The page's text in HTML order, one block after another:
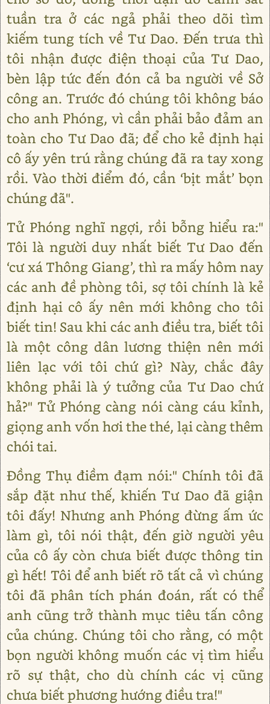
tuần tra ở các ngả phải theo dõi tìm
kiếm tung tích về Tư Dao. Đến trưa thì
tôi nhận được điện thoại của Tư Dao,
bèn lập tức đến đón cả ba người về Sở
công an. Trước đó chúng tôi không báo
cho anh Phóng, vì cần phải bảo đảm an
toàn cho Tư Dao đã; để cho kẻ định hại
cô ấy yên trú rằng chúng đã ra tay xong
rồi. Vào thời điểm đó, cần ‘bịt mắt’ bọn
chúng đã".
Tử Phóng nghĩ ngợi, rồi bỗng hiểu ra:"
Tôi là người duy nhất biết Tư Dao đến
‘cư xá Thông Giang’, thì ra mấy hôm nay
các anh đề phòng tôi, sợ tôi chính là kẻ
định hại cô ấy nên mới không cho tôi
biết tin! Sau khi các anh điều tra, biết tôi
là một công dân lương thiện nên mới
liên lạc với tôi chứ gì? Này, chắc đây
không phải là ý tưởng của Tư Dao chứ
hả?" Tử Phóng càng nói càng cáu kỉnh,
giọng anh vốn hơi the thé, lại càng thêm
chói tai.
Đồng Thụ điềm đạm nói:" Chính tôi đã
sắp đặt như thế, khiến Tư Dao đã giận
tôi đấy! Nhưng anh Phóng đừng ấm ức
làm gì, tôi nói thật, đến giờ người yêu
của cô ấy còn chưa biết được thông tin
gì hết! Tôi để anh biết rõ tất cả vì chúng
tôi đã phân tích phán đoán, rất có thể
anh cũng trở thành mục tiêu tấn công
của chúng. Chúng tôi cho rằng, có một
bọn người không muốn các vị tìm hiểu
rõ sự thật, cho dù chính các vị cũng
chưa biết phương hướng điều tra!"